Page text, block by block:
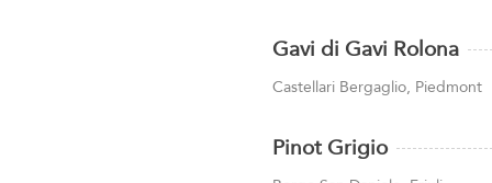
Gavi di Gavi Rolona
Castellari Bergaglio, Piedmont
Pinot Grigio